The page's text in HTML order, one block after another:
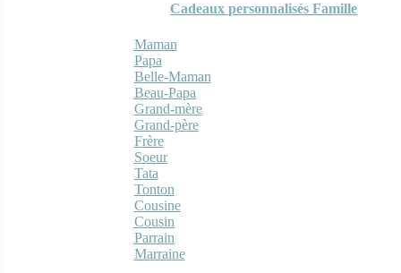
Cadeaux personnalisés Famille
Maman
Papa
Belle-Maman
Beau-Papa
Grand-mère
Grand-père
Frère
Soeur
Tata
Tonton
Cousine
Cousin
Parrain
Marraine